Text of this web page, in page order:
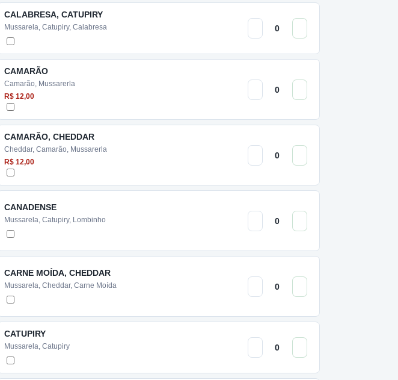
CALABRESA, CATUPIRY
Mussarela, Catupiry, Calabresa
CAMARÃO
Camarão, Mussarerla
R$ 12,00
CAMARÃO, CHEDDAR
Cheddar, Camarão, Mussarerla
R$ 12,00
CANADENSE
Mussarela, Catupiry, Lombinho
CARNE MOÍDA, CHEDDAR
Mussarela, Cheddar, Carne Moída
CATUPIRY
Mussarela, Catupiry